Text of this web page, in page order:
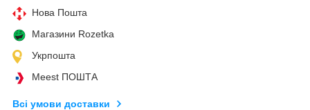
Нова Пошта
Магазини Rozetka
Укрпошта
Meest ПОШТА
Всі умови доставки